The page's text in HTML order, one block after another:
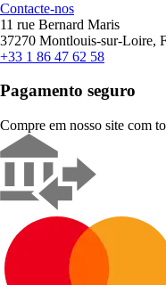
Contacte-nos
11 rue Bernard Maris
37270 Montlouis-sur-Loire,
+33 1 86 47 62 58
Pagamento seguro
Compre em nosso site com